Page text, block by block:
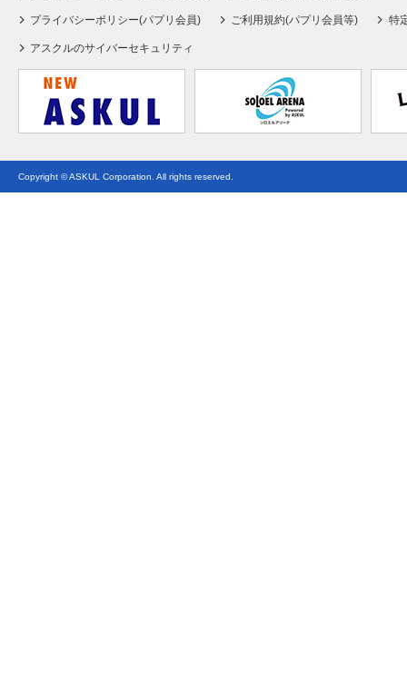
プライバシーポリシー(パプリ会員) ご利用規約(パプリ会員等) 特
アスクルのサイバーセキュリティ
Copyright © ASKUL Corporation. All rights reserved.